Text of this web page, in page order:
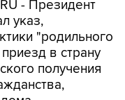
- Президент
указ,
"родильного
в страну
получения